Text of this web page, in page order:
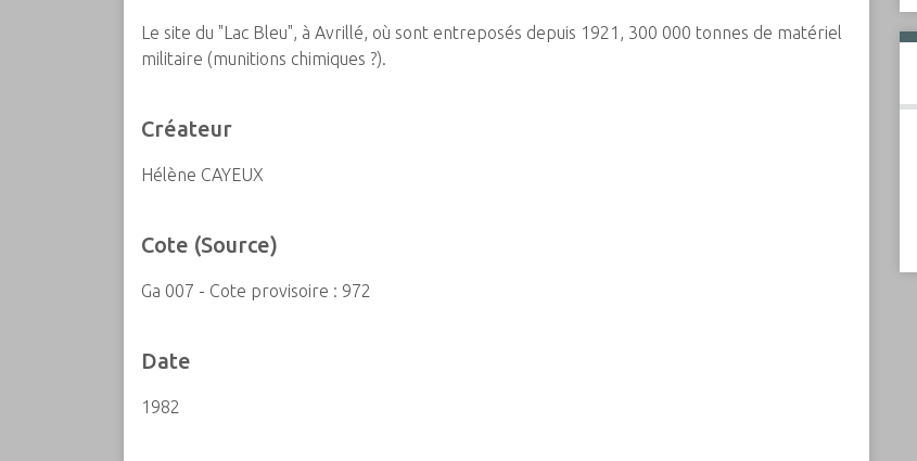
Le site du "Lac Bleu", à Avrillé, où sont entreposés depuis 1921, 300 000 tonnes de matériel
militaire (munitions chimiques ?).
Créateur
Hélène CAYEUX
Cote (Source)
Ga 007 - Cote provisoire : 972
Date
1982